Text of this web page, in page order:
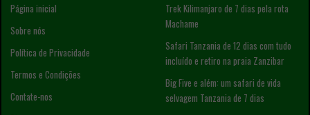
Página inicial
Sobre nós
Política de Privacidade
Termos e Condições
Contate-nos
Trek Kilimanjaro de 7 dias pela rota
Machame
Safari Tanzania de 12 dias com tudo
incluído e retiro na praia Zanzibar
Big Five e além: um safari de vida
selvagem Tanzania de 7 dias